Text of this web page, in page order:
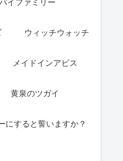
ウィッチウォッチ
メイドインアビス
黄泉のツガイ
にすると誓いますか？